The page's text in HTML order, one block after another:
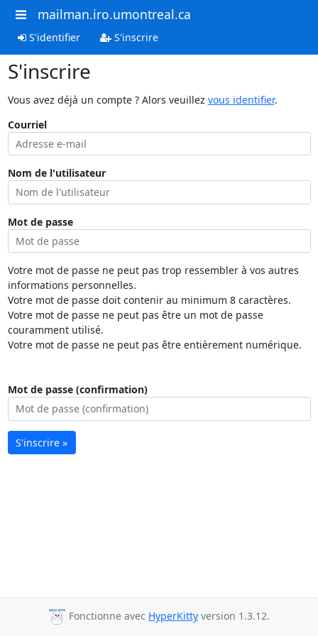
mailman.iro.umontreal.ca
S'identifier S'inscrire
S'inscrire
Vous avez déjà un compte ? Alors veuillez vous identifier.
Courriel
Nom de l'utilisateur
Mot de passe
Votre mot de passe ne peut pas trop ressembler à vos autres
informations personnelles.
Votre mot de passe doit contenir au minimum 8 caractères.
Votre mot de passe ne peut pas être un mot de passe
couramment utilisé.
Votre mot de passe ne peut pas être entièrement numérique.
Mot de passe (confirmation)
S'inscrire »
Fonctionne avec HyperKitty version 1.3.12.